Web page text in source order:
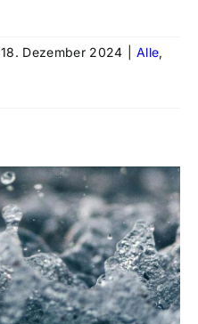
18. Dezember 2024 Alle,